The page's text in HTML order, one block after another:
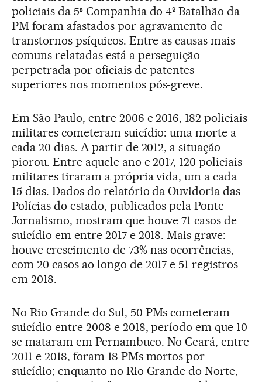
policiais da 5ª Companhia do 4º Batalhão da
PM foram afastados por agravamento de
transtornos psíquicos. Entre as causas mais
comuns relatadas está a perseguição
perpetrada por oficiais de patentes
superiores nos momentos pós-greve.
Em São Paulo, entre 2006 e 2016, 182 policiais
militares cometeram suicídio: uma morte a
cada 20 dias. A partir de 2012, a situação
piorou. Entre aquele ano e 2017, 120 policiais
militares tiraram a própria vida, um a cada
15 dias. Dados do relatório da Ouvidoria das
Polícias do estado, publicados pela Ponte
Jornalismo, mostram que houve 71 casos de
suicídio em entre 2017 e 2018. Mais grave:
houve crescimento de 73% nas ocorrências,
com 20 casos ao longo de 2017 e 51 registros
em 2018.
No Rio Grande do Sul, 50 PMs cometeram
suicídio entre 2008 e 2018, período em que 10
se mataram em Pernambuco. No Ceará, entre
2011 e 2018, foram 18 PMs mortos por
suicídio; enquanto no Rio Grande do Norte,